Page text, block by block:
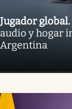
Jugador global.
audio y hogar
Argentina